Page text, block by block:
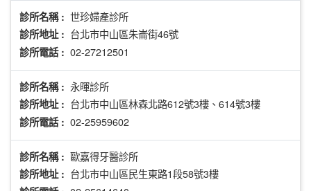
診所名稱 : 世珍婦產診所
診所地址 : 台北市中山區朱崙街46號
診所電話 : 02-27212501
診所名稱 : 永暉診所
診所地址 : 台北市中山區林森北路612號3樓、614號3樓
診所電話 : 02-25959602
診所名稱 : 歐嘉得牙醫診所
診所地址 : 台北市中山區民生東路1段58號3樓